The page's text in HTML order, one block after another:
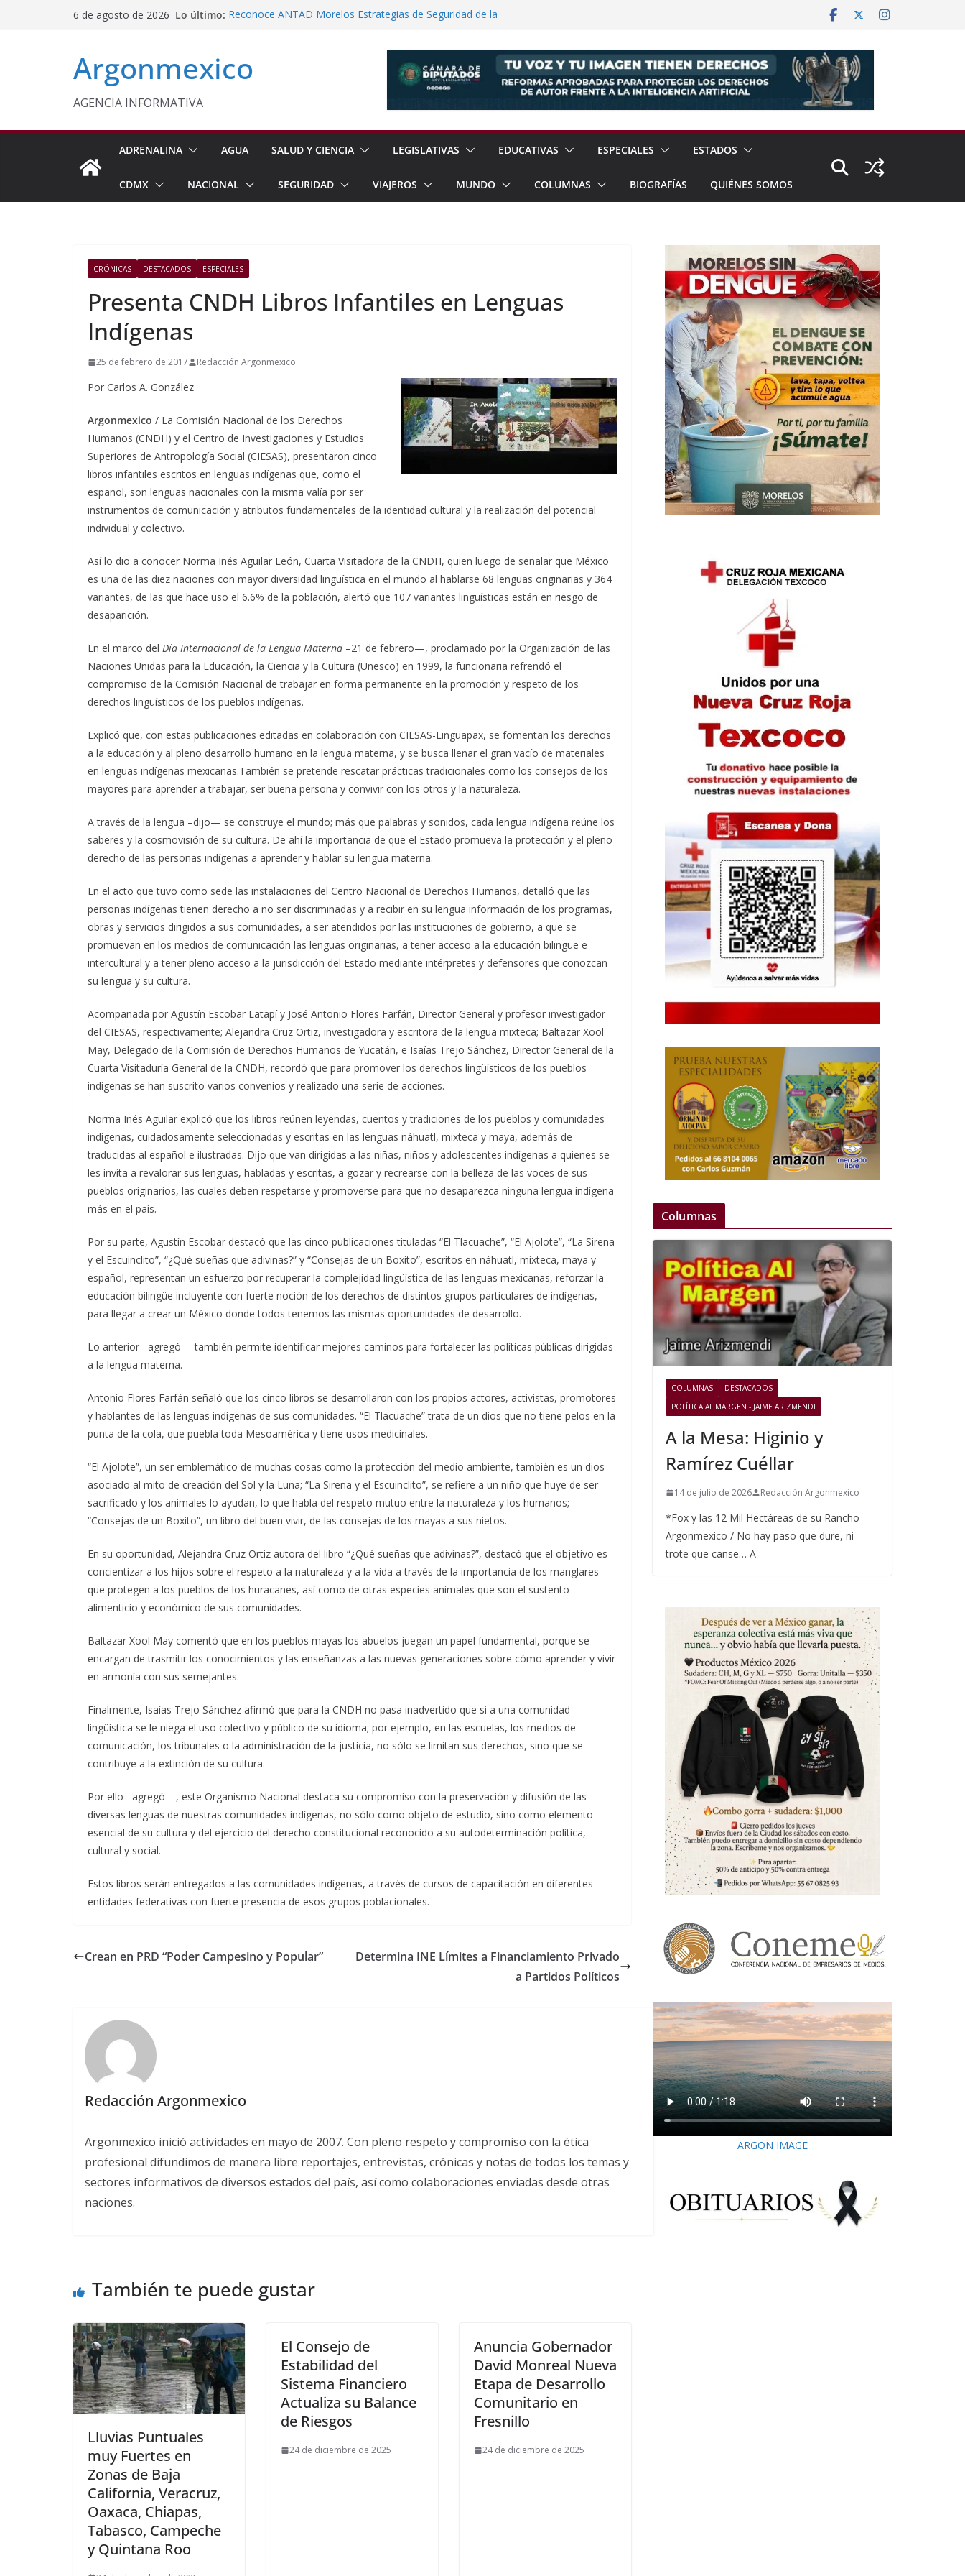
6 de agosto de 2026 Lo último: Reconoce ANTAD Morelos Estrategias de Seguridad de la
Vinculan a Proceso a Cuatro Sujetos por Robo Violento de
Javier Saldaña Fortalece Aspiración con Multitudinario Evento
Argonmexico
AGENCIA INFORMATIVA
ADRENALINA AGUA SALUD Y CIENCIA LEGISLATIVAS EDUCATIVAS ESPECIALES ESTADOS
CDMX NACIONAL SEGURIDAD VIAJEROS MUNDO COLUMNAS BIOGRAFÍAS QUIÉNES SOMOS
CRÓNICAS DESTACADOS ESPECIALES
Presenta CNDH Libros Infantiles en Lenguas
Indígenas
25 de febrero de 2017 Redacción Argonmexico
Por Carlos A. González
Argonmexico / La Comisión Nacional de los Derechos
Humanos (CNDH) y el Centro de Investigaciones y Estudios
Superiores de Antropología Social (CIESAS), presentaron cinco
libros infantiles escritos en lenguas indígenas que, como el
español, son lenguas nacionales con la misma valía por ser
instrumentos de comunicación y atributos fundamentales de la identidad cultural y la realización del potencial
individual y colectivo.
Así lo dio a conocer Norma Inés Aguilar León, Cuarta Visitadora de la CNDH, quien luego de señalar que México
es una de las diez naciones con mayor diversidad lingüística en el mundo al hablarse 68 lenguas originarias y 364
variantes, de las que hace uso el 6.6% de la población, alertó que 107 variantes lingüísticas están en riesgo de
desaparición.
En el marco del Día Internacional de la Lengua Materna –21 de febrero—, proclamado por la Organización de las
Naciones Unidas para la Educación, la Ciencia y la Cultura (Unesco) en 1999, la funcionaria refrendó el
compromiso de la Comisión Nacional de trabajar en forma permanente en la promoción y respeto de los
derechos lingüísticos de los pueblos indígenas.
Explicó que, con estas publicaciones editadas en colaboración con CIESAS-Linguapax, se fomentan los derechos
a la educación y al pleno desarrollo humano en la lengua materna, y se busca llenar el gran vacío de materiales
en lenguas indígenas mexicanas.También se pretende rescatar prácticas tradicionales como los consejos de los
mayores para aprender a trabajar, ser buena persona y convivir con los otros y la naturaleza.
A través de la lengua –dijo— se construye el mundo; más que palabras y sonidos, cada lengua indígena reúne los
saberes y la cosmovisión de su cultura. De ahí la importancia de que el Estado promueva la protección y el pleno
derecho de las personas indígenas a aprender y hablar su lengua materna.
En el acto que tuvo como sede las instalaciones del Centro Nacional de Derechos Humanos, detalló que las
personas indígenas tienen derecho a no ser discriminadas y a recibir en su lengua información de los programas,
obras y servicios dirigidos a sus comunidades, a ser atendidos por las instituciones de gobierno, a que se
promuevan en los medios de comunicación las lenguas originarias, a tener acceso a la educación bilingüe e
intercultural y a tener pleno acceso a la jurisdicción del Estado mediante intérpretes y defensores que conozcan
su lengua y su cultura.
Acompañada por Agustín Escobar Latapí y José Antonio Flores Farfán, Director General y profesor investigador
del CIESAS, respectivamente; Alejandra Cruz Ortiz, investigadora y escritora de la lengua mixteca; Baltazar Xool
May, Delegado de la Comisión de Derechos Humanos de Yucatán, e Isaías Trejo Sánchez, Director General de la
Cuarta Visitaduría General de la CNDH, recordó que para promover los derechos lingüísticos de los pueblos
indígenas se han suscrito varios convenios y realizado una serie de acciones.
Norma Inés Aguilar explicó que los libros reúnen leyendas, cuentos y tradiciones de los pueblos y comunidades
indígenas, cuidadosamente seleccionadas y escritas en las lenguas náhuatl, mixteca y maya, además de
traducidas al español e ilustradas. Dijo que van dirigidas a las niñas, niños y adolescentes indígenas a quienes se
les invita a revalorar sus lenguas, habladas y escritas, a gozar y recrearse con la belleza de las voces de sus
pueblos originarios, las cuales deben respetarse y promoverse para que no desaparezca ninguna lengua indígena
más en el país.
Por su parte, Agustín Escobar destacó que las cinco publicaciones tituladas “El Tlacuache”, “El Ajolote”, “La Sirena
y el Escuinclito”, “¿Qué sueñas que adivinas?” y “Consejas de un Boxito”, escritos en náhuatl, mixteca, maya y
español, representan un esfuerzo por recuperar la complejidad lingüística de las lenguas mexicanas, reforzar la
educación bilingüe incluyente con fuerte noción de los derechos de distintos grupos particulares de indígenas,
para llegar a crear un México donde todos tenemos las mismas oportunidades de desarrollo.
Lo anterior –agregó— también permite identificar mejores caminos para fortalecer las políticas públicas dirigidas
a la lengua materna.
Antonio Flores Farfán señaló que los cinco libros se desarrollaron con los propios actores, activistas, promotores
y hablantes de las lenguas indígenas de sus comunidades. “El Tlacuache” trata de un dios que no tiene pelos en la
punta de la cola, que puebla toda Mesoamérica y tiene usos medicinales.
“El Ajolote”, un ser emblemático de muchas cosas como la protección del medio ambiente, también es un dios
asociado al mito de creación del Sol y la Luna; “La Sirena y el Escuinclito”, se refiere a un niño que huye de ser
sacrificado y los animales lo ayudan, lo que habla del respeto mutuo entre la naturaleza y los humanos;
“Consejas de un Boxito”, un libro del buen vivir, de las consejas de los mayas a sus nietos.
En su oportunidad, Alejandra Cruz Ortiz autora del libro “¿Qué sueñas que adivinas?”, destacó que el objetivo es
concientizar a los hijos sobre el respeto a la naturaleza y a la vida a través de la importancia de los manglares
que protegen a los pueblos de los huracanes, así como de otras especies animales que son el sustento
alimenticio y económico de sus comunidades.
Baltazar Xool May comentó que en los pueblos mayas los abuelos juegan un papel fundamental, porque se
encargan de trasmitir los conocimientos y las enseñanzas a las nuevas generaciones sobre cómo aprender y vivir
en armonía con sus semejantes.
Finalmente, Isaías Trejo Sánchez afirmó que para la CNDH no pasa inadvertido que si a una comunidad
lingüística se le niega el uso colectivo y público de su idioma; por ejemplo, en las escuelas, los medios de
comunicación, los tribunales o la administración de la justicia, no sólo se limitan sus derechos, sino que se
contribuye a la extinción de su cultura.
Por ello –agregó—, este Organismo Nacional destaca su compromiso con la preservación y difusión de las
diversas lenguas de nuestras comunidades indígenas, no sólo como objeto de estudio, sino como elemento
esencial de su cultura y del ejercicio del derecho constitucional reconocido a su autodeterminación política,
cultural y social.
Estos libros serán entregados a las comunidades indígenas, a través de cursos de capacitación en diferentes
entidades federativas con fuerte presencia de esos grupos poblacionales.
Crean en PRD “Poder Campesino y Popular”
Determina INE Límites a Financiamiento Privado
a Partidos Políticos
Redacción Argonmexico
Argonmexico inició actividades en mayo de 2007. Con pleno respeto y compromiso con la ética
profesional difundimos de manera libre reportajes, entrevistas, crónicas y notas de todos los temas y
sectores informativos de diversos estados del país, así como colaboraciones enviadas desde otras
naciones.
También te puede gustar
Lluvias Puntuales
muy Fuertes en
Zonas de Baja
California, Veracruz,
Oaxaca, Chiapas,
Tabasco, Campeche
y Quintana Roo
El Consejo de
Estabilidad del
Sistema Financiero
Actualiza su Balance
de Riesgos
24 de diciembre de 2025
Anuncia Gobernador
David Monreal Nueva
Etapa de Desarrollo
Comunitario en
Fresnillo
24 de diciembre de 2025
Columnas
COLUMNAS
DESTACADOS
POLÍTICA AL MARGEN - JAIME ARIZMENDI
A la Mesa: Higinio y
Ramírez Cuéllar
14 de julio de 2026 Redacción Argonmexico
*Fox y las 12 Mil Hectáreas de su Rancho
Argonmexico / No hay paso que dure, ni
trote que canse… A
ARGON IMAGE